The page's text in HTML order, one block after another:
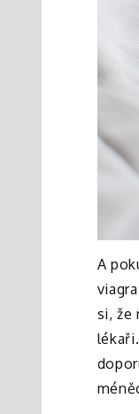
A
si, že